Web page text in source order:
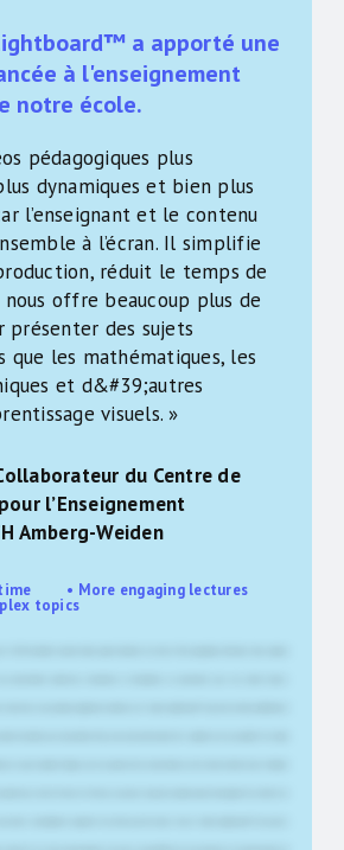
a apporté une
à l'enseignement
notre école.
pédagogiques plus
dynamiques et bien plus
l’enseignant et le contenu
à l’écran. Il simplifie
réduit le temps de
offre beaucoup plus de
des sujets
que les mathématiques, les
et d&#39;autres
visuels. »
du Centre de
l’Enseignement
Amberg-Weiden
time • More engaging lectures
topics